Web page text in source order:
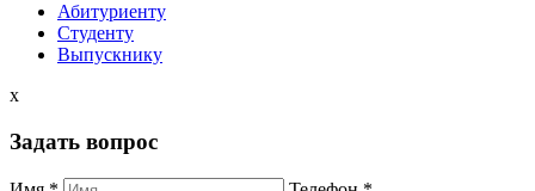
Абитуриенту
Студенту
Выпускнику
x
Задать вопрос